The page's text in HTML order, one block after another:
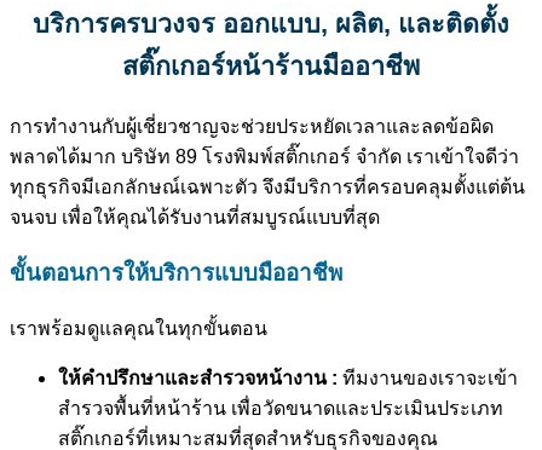
บริการครบวงจร ออกแบบ, ผลิต, และติดตั้ง
สติ๊กเกอร์หน้าร้านมืออาชีพ
การทำงานกับผู้เชี่ยวชาญจะช่วยประหยัดเวลาและลดข้อผิด
พลาดได้มาก บริษัท 89 โรงพิมพ์สติ๊กเกอร์ จำกัด เราเข้าใจดีว่า
ทุกธุรกิจมีเอกลักษณ์เฉพาะตัว จึงมีบริการที่ครอบคลุมตั้งแต่ต้น
จนจบ เพื่อให้คุณได้รับงานที่สมบูรณ์แบบที่สุด
ขั้นตอนการให้บริการแบบมืออาชีพ
เราพร้อมดูแลคุณในทุกขั้นตอน
ให้คำปรึกษาและสำรวจหน้างาน : ทีมงานของเราจะเข้า
สำรวจพื้นที่หน้าร้าน เพื่อวัดขนาดและประเมินประเภท
สติ๊กเกอร์ที่เหมาะสมที่สุดสำหรับธุรกิจของคุณ